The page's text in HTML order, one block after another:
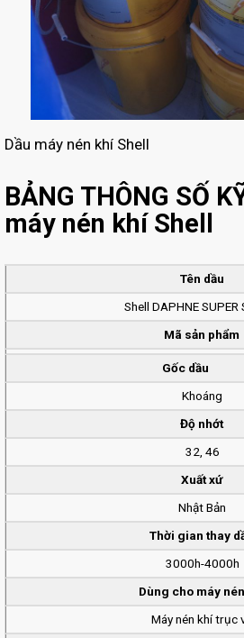
Dầu máy nén khí Shell
BẢNG THÔNG SỐ
máy nén khí Shell
Tên dầu
Shell DAPHNE SUPER
Mã sản phẩm
Gốc dầu
Khoáng
Độ nhớt
32, 46
Xuất xứ
Nhật Bản
Thời gian thay
3000h-4000h
Dùng cho máy
Máy nén khí trục